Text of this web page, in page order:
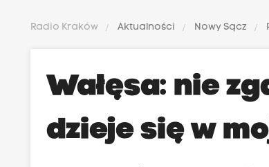
Radio Kraków Aktualności Nowy Sącz
Wałęsa: nie
dzieje się w